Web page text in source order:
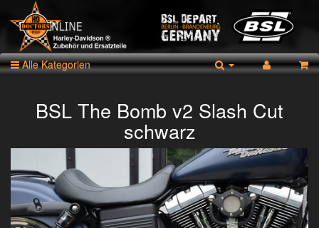
Alle Kategorien
BSL The Bomb v2 Slash Cut
schwarz